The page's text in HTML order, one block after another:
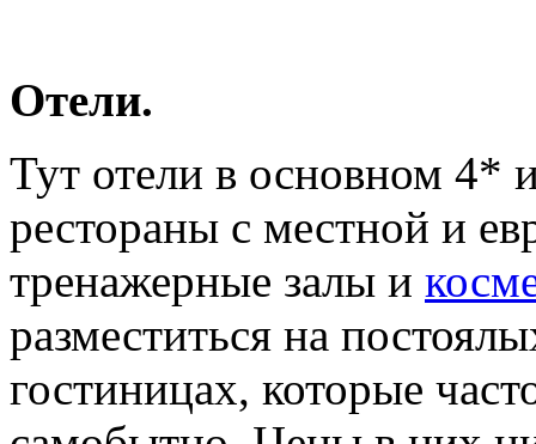
Отели.
Тут отели в основном 4*
рестораны с местной и
тренажерные залы и
разместиться на
гостиницах, которые